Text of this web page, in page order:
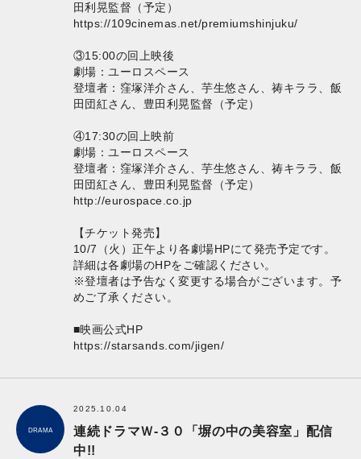
田利晃監督（予定）
https://109cinemas.net/premiumshinjuku/
③15:00の回上映後
劇場：ユーロスペース
登壇者：窪塚洋介さん、芋生悠さん、祷キララ、飯
田団紅さん、豊田利晃監督（予定）
④17:30の回上映前
劇場：ユーロスペース
登壇者：窪塚洋介さん、芋生悠さん、祷キララ、飯
田団紅さん、豊田利晃監督（予定）
http://eurospace.co.jp
【チケット発売】
10/7（火）正午より各劇場HPにて発売予定です。
詳細は各劇場のHPをご確認ください。
※登壇者は予告なく変更する場合がございます。予
めご了承ください。
■映画公式HP
https://starsands.com/jigen/
DRAMA
2025.10.04
連続ドラマＷ-３０「塀の中の美容室」配信
中!!